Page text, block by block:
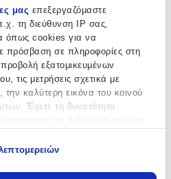
μας επεξεργαζόμαστε
τη διεύθυνση IP σας,
όπως cookies για να
πρόσβαση σε πληροφορίες στη
εξατομικευμένων
τις μετρήσεις σχετικά με
την καλύτερη εικόνα του κοινού
Έχετε τη δυνατότητα